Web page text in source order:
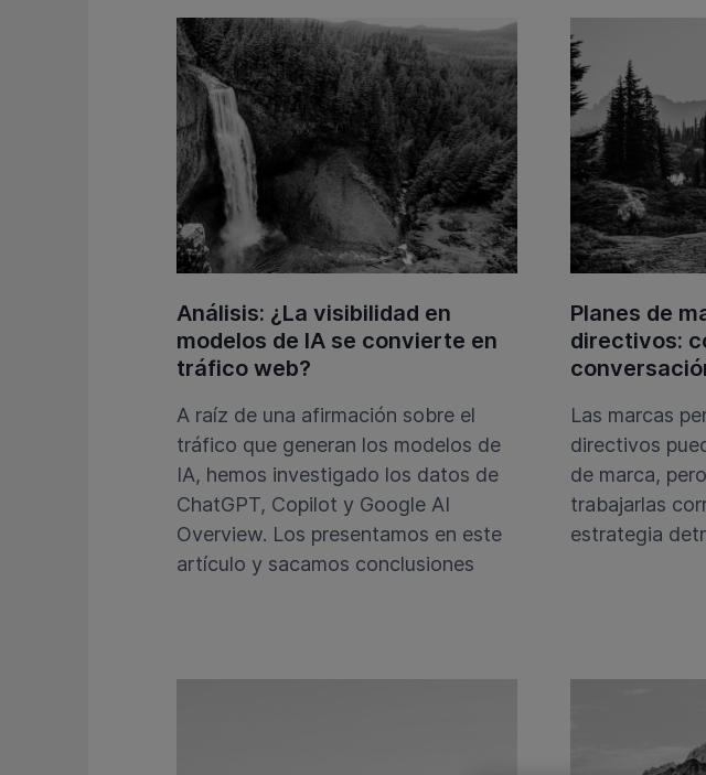
Análisis: ¿La visibilidad en
modelos de IA se convierte en
tráfico web?
A raíz de una afirmación sobre el
tráfico que generan los modelos de
IA, hemos investigado los datos de
ChatGPT, Copilot y Google AI
Overview. Los presentamos en este
artículo y sacamos conclusiones
Planes de
directivos:
Las marcas
directivos
de marca,
trabajarlas
estrategia